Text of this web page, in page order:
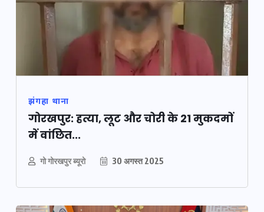
झंगहा थाना
गोरखपुर: हत्या, लूट और चोरी के 21 मुकदमों
में वांछित...
गो गोरखपुर ब्यूरो 30 अगस्त 2025